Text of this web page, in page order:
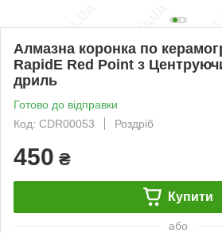
Алмазна коронка по
RapidE Red Point з
дриль
Готово до відправки
Код: CDR00053
Роздріб
450 ₴
Купити
або